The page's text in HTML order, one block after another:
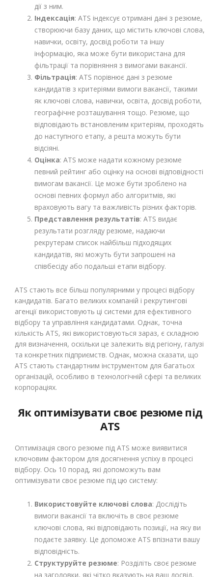
дії з ним.
Індексація: ATS індексує отримані дані з резюме,
створюючи базу даних, що містить ключові слова,
навички, освіту, досвід роботи та іншу
інформацію, яка може бути використана для
фільтрації та порівняння з вимогами вакансії.
Фільтрація: ATS порівнює дані з резюме
кандидатів з критеріями вимоги вакансії, такими
як ключові слова, навички, освіта, досвід роботи,
географічне розташування тощо. Резюме, що
відповідають встановленим критеріям, проходять
до наступного етапу, а решта можуть бути
відсіяні.
Оцінка: ATS може надати кожному резюме
певний рейтинг або оцінку на основі відповідності
вимогам вакансії. Це може бути зроблено на
основі певних формул або алгоритмів, які
враховують вагу та важливість різних факторів.
Представлення результатів: ATS видає
результати розгляду резюме, надаючи
рекрутерам список найбільш підходящих
кандидатів, які можуть бути запрошені на
співбесіду або подальші етапи відбору.
ATS стають все більш популярними у процесі відбору
кандидатів. Багато великих компаній і рекрутингові
агенції використовують ці системи для ефективного
відбору та управління кандидатами. Однак, точна
кількість ATS, які використовуються зараз, є складною
для визначення, оскільки це залежить від регіону, галузі
та конкретних підприємств. Однак, можна сказати, що
ATS стають стандартним інструментом для багатьох
організацій, особливо в технологічній сфері та великих
корпораціях.
Як оптимізувати своє резюме під
ATS
Оптимізація свого резюме під ATS може виявитися
ключовим фактором для досягнення успіху в процесі
відбору. Ось 10 порад, які допоможуть вам
оптимізувати своє резюме під цю систему:
Використовуйте ключові слова: Дослідіть
вимоги вакансії та включіть в своє резюме
ключові слова, які відповідають позиції, на яку ви
подаєте заявку. Це допоможе ATS впізнати вашу
відповідність.
Структуруйте резюме: Розділіть своє резюме
на заголовки, які чітко вказують на ваш досвід,